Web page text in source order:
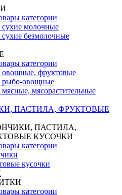
категории
молочные
безмолочные
категории
фруктовые
овощные
мясорастительные
ПАСТИЛА, ФРУКТОВЫЕ
ПАСТИЛА,
КУСОЧКИ
категории
кусочки
категории